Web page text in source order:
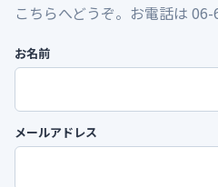
こちらへどうぞ。お電話は 06-
お名前
メールアドレス